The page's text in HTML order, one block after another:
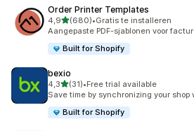
Order Printer Templates
4,9van 5 sterren
(680)
680 recensies in totaal
•Gratis te installeren
Aangepaste PDF-sjablonen voor
Built for Shopify
bexio
4,3van 5 sterren
(31)
31 recensies in totaal
•Free trial available
Save time by synchronizing your shop
Built for Shopify